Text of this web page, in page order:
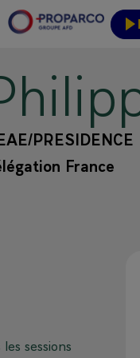
PRESIDENCE
France
sessions